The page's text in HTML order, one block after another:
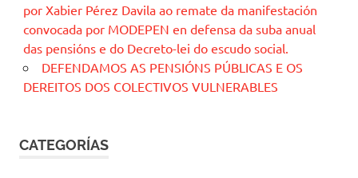
por Xabier Pérez Davila ao remate da manifestación
convocada por MODEPEN en defensa da suba anual
das pensións e do Decreto-lei do escudo social.
DEFENDAMOS AS PENSIÓNS PÚBLICAS E OS
DEREITOS DOS COLECTIVOS VULNERABLES
CATEGORÍAS